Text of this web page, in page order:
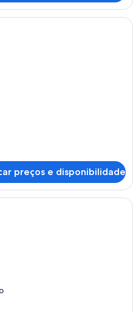
Quarto moderno com cama grande,
preços e disponibilidade
Um quarto com uma mesa de jantar